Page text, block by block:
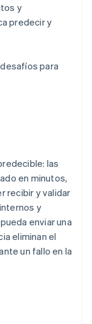
y
predecir y
para
las
en minutos,
recibir y validar
y
enviar una
eliminan el
un fallo en la